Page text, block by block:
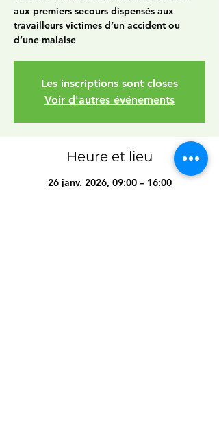
aux premiers secours dispensés aux
travailleurs victimes d’un accident ou
d’une malaise
Les inscriptions sont closes
Voir d'autres événements
Heure et lieu
26 janv. 2026, 09:00 – 16:00